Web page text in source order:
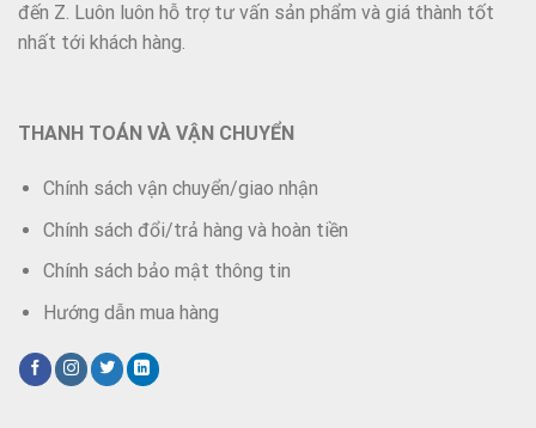
đến Z. Luôn luôn hỗ trợ tư vấn sản phẩm và giá thành tốt
nhất tới khách hàng.
THANH TOÁN VÀ VẬN CHUYỂN
Chính sách vận chuyển/giao nhận
Chính sách đổi/trả hàng và hoàn tiền
Chính sách bảo mật thông tin
Hướng dẫn mua hàng